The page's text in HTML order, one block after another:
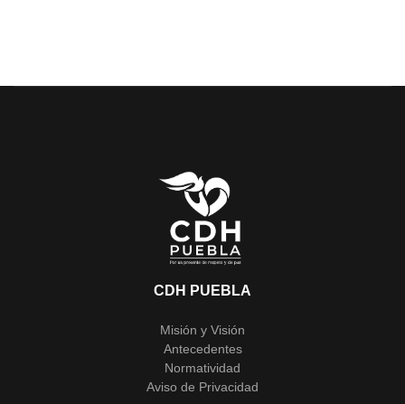
CDH PUEBLA
Misión y Visión
Antecedentes
Normatividad
Aviso de Privacidad